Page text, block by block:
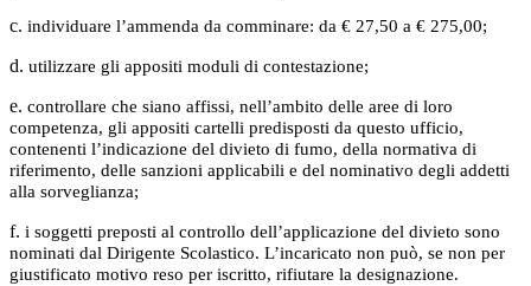
c. individuare l’ammenda da comminare: da € 27,50 a € 275,00;
d. utilizzare gli appositi moduli di contestazione;
e. controllare che siano affissi, nell’ambito delle aree di loro
competenza, gli appositi cartelli predisposti da questo ufficio,
contenenti l’indicazione del divieto di fumo, della normativa di
riferimento, delle sanzioni applicabili e del nominativo degli addetti
alla sorveglianza;
f. i soggetti preposti al controllo dell’applicazione del divieto sono
nominati dal Dirigente Scolastico. L’incaricato non può, se non per
giustificato motivo reso per iscritto, rifiutare la designazione.